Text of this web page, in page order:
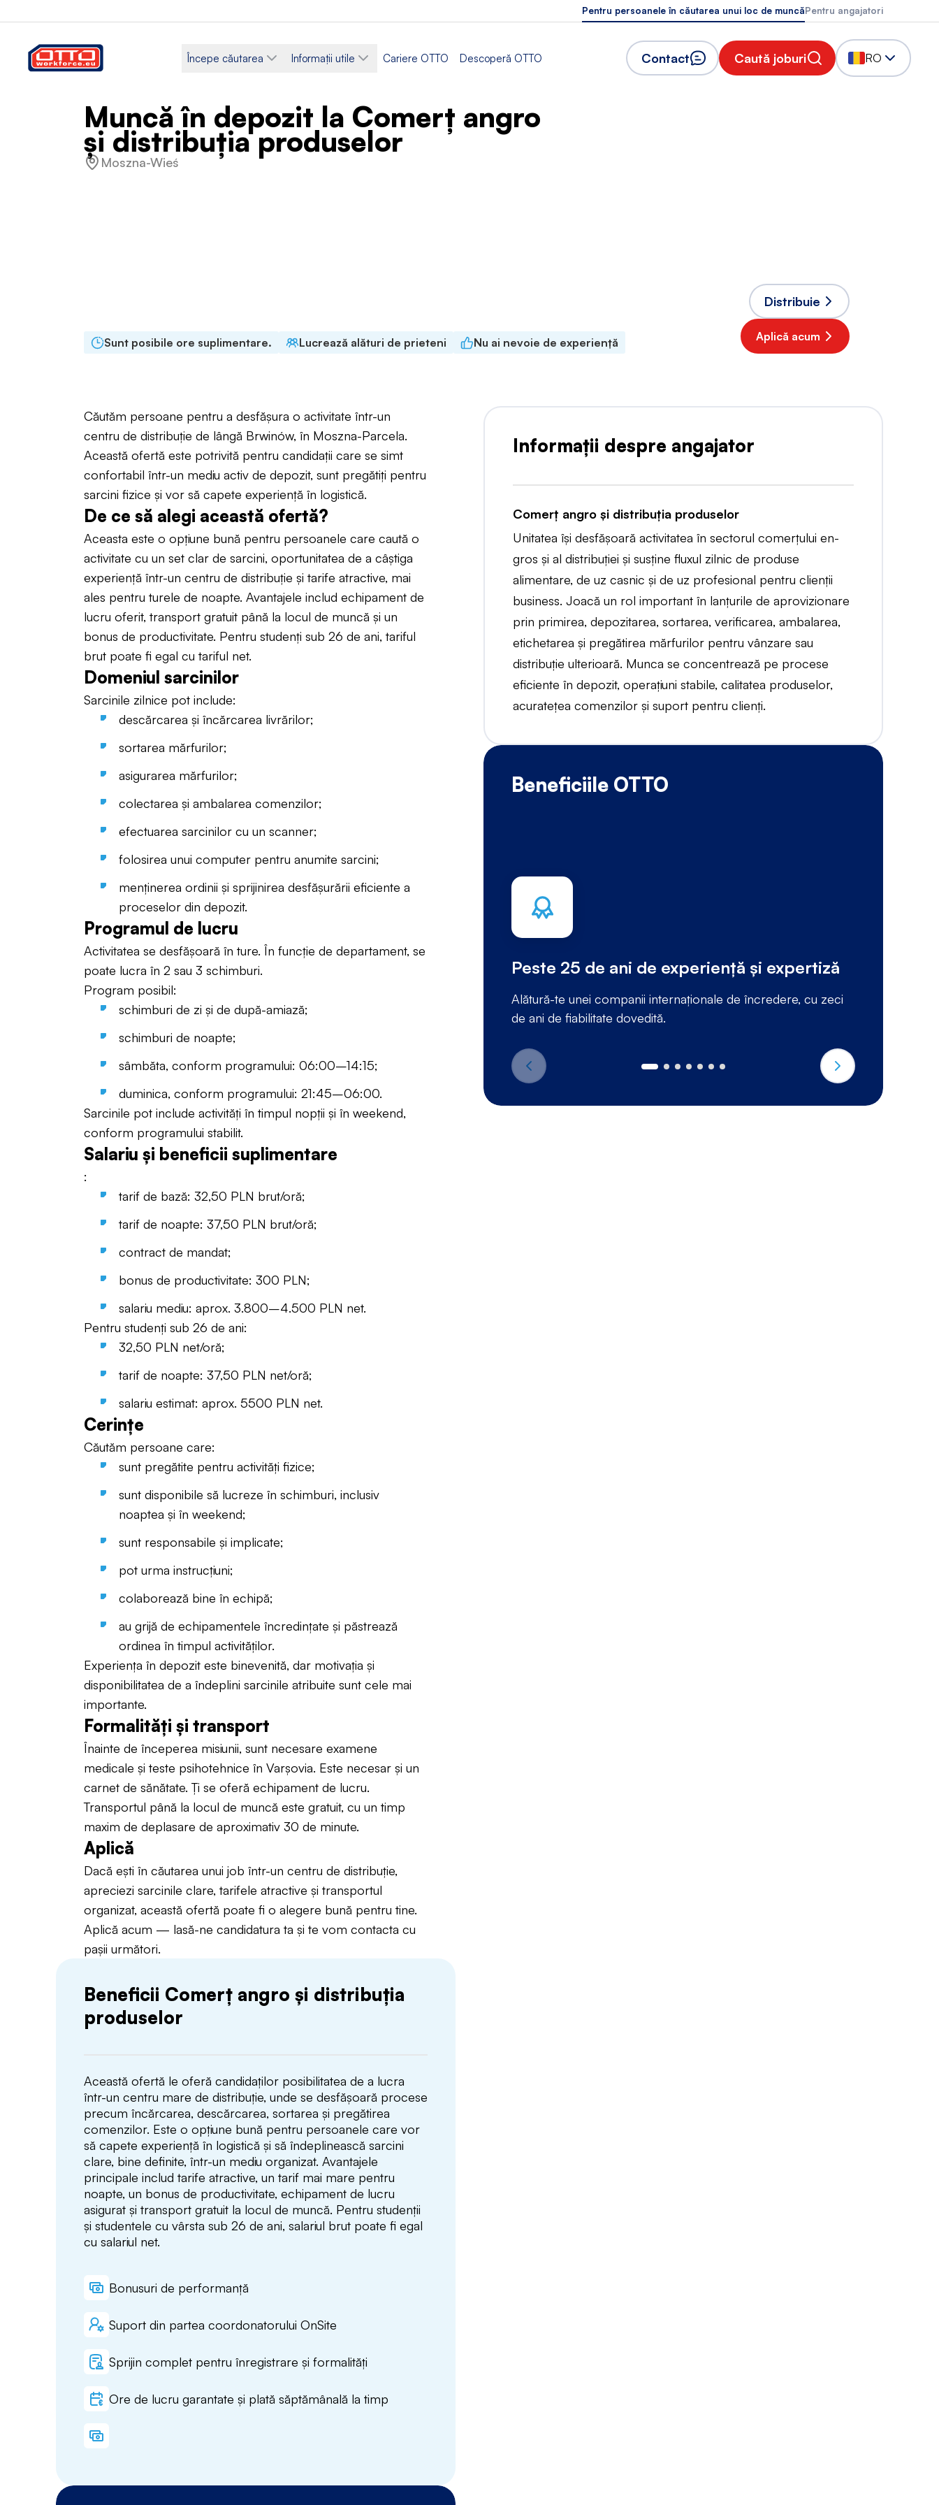
Pentru persoanele în căutarea unui loc de muncăPentru angajatori
Începe căutarea Informații utile Cariere OTTO Descoperă OTTO Contact Caută joburi RO
Muncă în depozit la Comerț angro
și distribuția produselor
Moszna-Wieś
Sunt posibile ore suplimentare. Lucrează alături de prieteni Nu ai nevoie de experiență
Distribuie
Aplică acum
Căutăm persoane pentru a desfășura o activitate într-un
centru de distribuție de lângă Brwinów, în Moszna-Parcela.
Această ofertă este potrivită pentru candidații care se simt
confortabil într-un mediu activ de depozit, sunt pregătiți pentru
sarcini fizice și vor să capete experiență în logistică.
De ce să alegi această ofertă?
Aceasta este o opțiune bună pentru persoanele care caută o
activitate cu un set clar de sarcini, oportunitatea de a câștiga
experiență într-un centru de distribuție și tarife atractive, mai
ales pentru turele de noapte. Avantajele includ echipament de
lucru oferit, transport gratuit până la locul de muncă și un
bonus de productivitate. Pentru studenți sub 26 de ani, tariful
brut poate fi egal cu tariful net.
Domeniul sarcinilor
Sarcinile zilnice pot include:
descărcarea și încărcarea livrărilor;
sortarea mărfurilor;
asigurarea mărfurilor;
colectarea și ambalarea comenzilor;
efectuarea sarcinilor cu un scanner;
folosirea unui computer pentru anumite sarcini;
menținerea ordinii și sprijinirea desfășurării eficiente a
proceselor din depozit.
Programul de lucru
Activitatea se desfășoară în ture. În funcție de departament, se
poate lucra în 2 sau 3 schimburi.
Program posibil:
schimburi de zi și de după-amiază;
schimburi de noapte;
sâmbăta, conform programului: 06:00–14:15;
duminica, conform programului: 21:45–06:00.
Sarcinile pot include activități în timpul nopții și în weekend,
conform programului stabilit.
Salariu și beneficii suplimentare
:
tarif de bază: 32,50 PLN brut/oră;
tarif de noapte: 37,50 PLN brut/oră;
contract de mandat;
bonus de productivitate: 300 PLN;
salariu mediu: aprox. 3.800–4.500 PLN net.
Pentru studenți sub 26 de ani:
32,50 PLN net/oră;
tarif de noapte: 37,50 PLN net/oră;
salariu estimat: aprox. 5500 PLN net.
Cerințe
Căutăm persoane care:
sunt pregătite pentru activități fizice;
sunt disponibile să lucreze în schimburi, inclusiv
noaptea și în weekend;
sunt responsabile și implicate;
pot urma instrucțiuni;
colaborează bine în echipă;
au grijă de echipamentele încredințate și păstrează
ordinea în timpul activităților.
Experiența în depozit este binevenită, dar motivația și
disponibilitatea de a îndeplini sarcinile atribuite sunt cele mai
importante.
Formalități și transport
Înainte de începerea misiunii, sunt necesare examene
medicale și teste psihotehnice în Varșovia. Este necesar și un
carnet de sănătate. Ți se oferă echipament de lucru.
Transportul până la locul de muncă este gratuit, cu un timp
maxim de deplasare de aproximativ 30 de minute.
Aplică
Dacă ești în căutarea unui job într-un centru de distribuție,
apreciezi sarcinile clare, tarifele atractive și transportul
organizat, această ofertă poate fi o alegere bună pentru tine.
Aplică acum — lasă-ne candidatura ta și te vom contacta cu
pașii următori.
Beneficii Comerț angro și distribuția
produselor
Această ofertă le oferă candidaților posibilitatea de a lucra
într-un centru mare de distribuție, unde se desfășoară procese
precum încărcarea, descărcarea, sortarea și pregătirea
comenzilor. Este o opțiune bună pentru persoanele care vor
să capete experiență în logistică și să îndeplinească sarcini
clare, bine definite, într-un mediu organizat. Avantajele
principale includ tarife atractive, un tarif mai mare pentru
noapte, un bonus de productivitate, echipament de lucru
asigurat și transport gratuit la locul de muncă. Pentru studenții
și studentele cu vârsta sub 26 de ani, salariul brut poate fi egal
cu salariul net.
Bonusuri de performanță
Suport din partea coordonatorului OnSite
Sprijin complet pentru înregistrare și formalități
Ore de lucru garantate și plată săptămânală la timp
Informații despre angajator
Comerț angro și distribuția produselor
Unitatea își desfășoară activitatea în sectorul comerțului en-
gros și al distribuției și susține fluxul zilnic de produse
alimentare, de uz casnic și de uz profesional pentru clienții
business. Joacă un rol important în lanțurile de aprovizionare
prin primirea, depozitarea, sortarea, verificarea, ambalarea,
etichetarea și pregătirea mărfurilor pentru vânzare sau
distribuție ulterioară. Munca se concentrează pe procese
eficiente în depozit, operațiuni stabile, calitatea produselor,
acuratețea comenzilor și suport pentru clienți.
Beneficiile OTTO
Peste 25 de ani de experiență și expertiză
Alătură-te unei companii internaționale de încredere, cu zeci
de ani de fiabilitate dovedită.